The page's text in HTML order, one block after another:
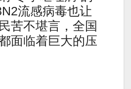
流感病毒也让
苦不堪言，全国
面临着巨大的压